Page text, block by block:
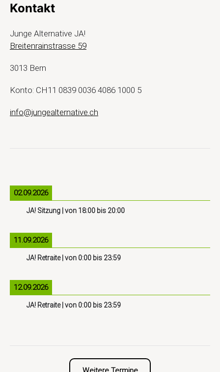
Kontakt
Junge Alternative JA!
Breitenrainstrasse 59
3013 Bern
Konto: CH11 0839 0036 4086 1000 5
info@jungealternative.ch
02.09.2026
JA! Sitzung | von 18:00 bis 20:00
11.09.2026
JA! Retraite| von 0:00 bis 23:59
12.09.2026
JA! Retraite| von 0:00 bis 23:59